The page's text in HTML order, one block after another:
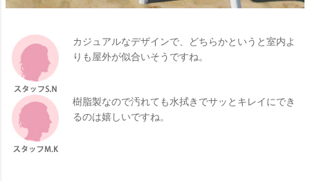
カジュアルなデザインで、どちらかというと室内よ
りも屋外が似合いそうですね。
樹脂製なので汚れても水拭きでサッとキレイにでき
るのは嬉しいですね。